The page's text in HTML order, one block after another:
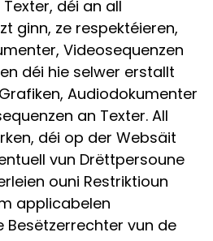
déi an all
ginn, ze respektéieren,
Videosequenzen
déi hie selwer erstallt
Audiodokumenter
an Texter. All
déi op der Websäit
vun Drëttpersoune
ouni Restriktioun
applicabelen
Besëtzerrechter vun de